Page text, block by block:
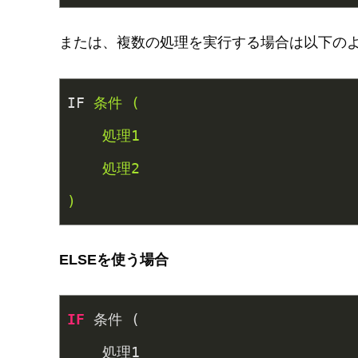
または、複数の処理を実行する場合は以下の
IF 条件 (
    処理1
    処理2
)
ELSEを使う場合
IF 条件 (
    処理
1